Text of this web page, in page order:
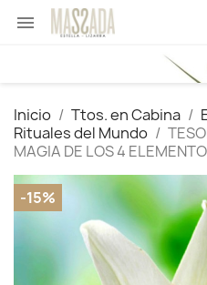

Inicio Ttos. en Cabina
Rituales del Mundo
MAGIA DE LOS 4
-15%